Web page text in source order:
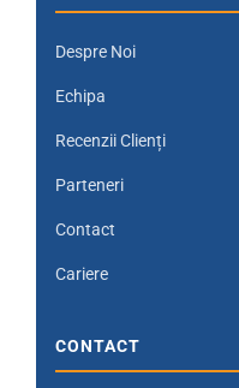
Despre Noi
Echipa
Recenzii Clienți
Parteneri
Contact
Cariere
CONTACT